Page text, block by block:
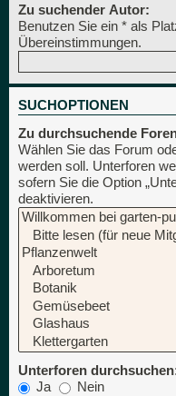
Zu suchender Autor:
Benutzen Sie ein * als
Übereinstimmungen.
SUCHOPTIONEN
Zu durchsuchende
Wählen Sie das Forum
werden soll. Unterforen
sofern Sie die Option
deaktivieren.
Unterforen
Ja
Nein